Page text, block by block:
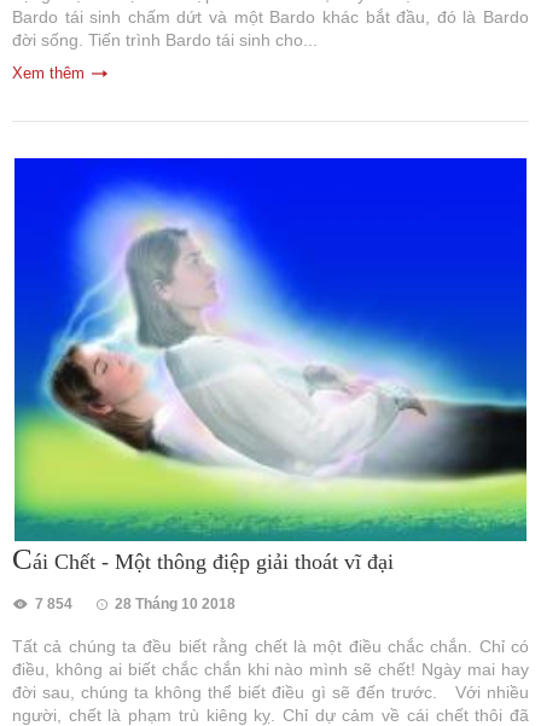
Bardo tái sinh chấm dứt và một Bardo khác bắt đầu, đó là Bardo
đời sống. Tiến trình Bardo tái sinh cho...
Xem thêm
Cái Chết - Một thông điệp giải thoát vĩ đại
7 854 28 Tháng 10 2018
Tất cả chúng ta đều biết rằng chết là một điều chắc chắn. Chỉ có
điều, không ai biết chắc chắn khi nào mình sẽ chết! Ngày mai hay
đời sau, chúng ta không thể biết điều gì sẽ đến trước. Với nhiều
người, chết là phạm trù kiêng kỵ. Chỉ dự cảm về cái chết thôi đã